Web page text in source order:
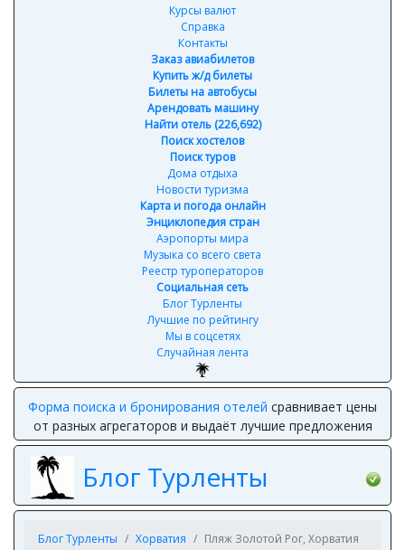
Курсы валют
Справка
Контакты
Заказ авиабилетов
Купить ж/д билеты
Билеты на автобусы
Арендовать машину
Найти отель (226,692)
Поиск хостелов
Поиск туров
Дома отдыха
Новости туризма
Карта и погода онлайн
Энциклопедия стран
Аэропорты мира
Музыка со всего света
Реестр туроператоров
Социальная сеть
Блог Турленты
Лучшие по рейтингу
Мы в соцсетях
Случайная лента
Форма поиска и бронирования отелей сравнивает цены
от разных агрегаторов и выдаёт лучшие предложения
Блог Турленты
Блог Турленты Хорватия Пляж Золотой Рог, Хорватия